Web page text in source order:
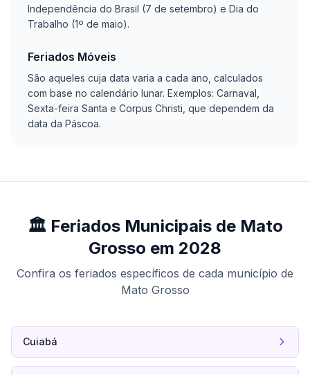
Independência do Brasil (7 de setembro) e Dia do
Trabalho (1º de maio).
Feriados Móveis
São aqueles cuja data varia a cada ano, calculados
com base no calendário lunar. Exemplos: Carnaval,
Sexta-feira Santa e Corpus Christi, que dependem da
data da Páscoa.
🏛️ Feriados Municipais de Mato
Grosso em 2028
Confira os feriados específicos de cada município de
Mato Grosso
Cuiabá